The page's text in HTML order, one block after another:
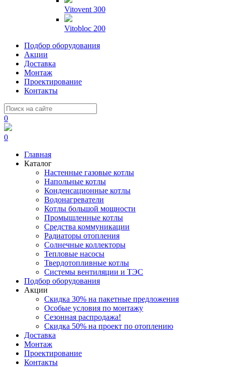
Vitovent 300
Vitobloc 200
Подбор оборудования
Акции
Доставка
Монтаж
Проектирование
Контакты
0
0
Главная
Каталог
Настенные газовые котлы
Напольные котлы
Конденсационные котлы
Водонагреватели
Котлы большой мощности
Промышленные котлы
Средства коммуникации
Радиаторы отопления
Солнечные коллекторы
Тепловые насосы
Твердотопливные котлы
Системы вентиляции и ТЭС
Подбор оборудования
Акции
Скидка 30% на пакетные предложения
Особые условия по монтажу
Сезонная распродажа!
Скидка 50% на проект по отоплению
Доставка
Монтаж
Проектирование
Контакты